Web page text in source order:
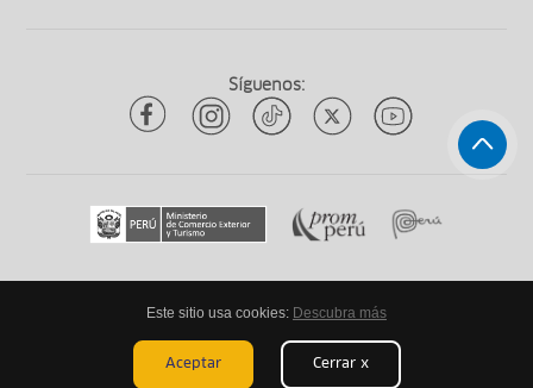
Síguenos:
Todos los derechos reservadosytuqueplanes 2026
Este sitio usa cookies: Descubra más
Aceptar Cerrar x